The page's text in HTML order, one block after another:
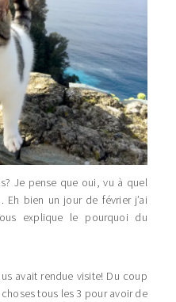
Je pense que oui, vu à quel
bien un jour de février j’ai
explique le pourquoi du
avait rendue visite! Du coup
tous les 3 pour avoir de